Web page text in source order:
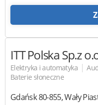
ITT PolskaSp.z
Elektryka i automatyka |
Baterie słoneczne
Gdańsk80-855,Wały